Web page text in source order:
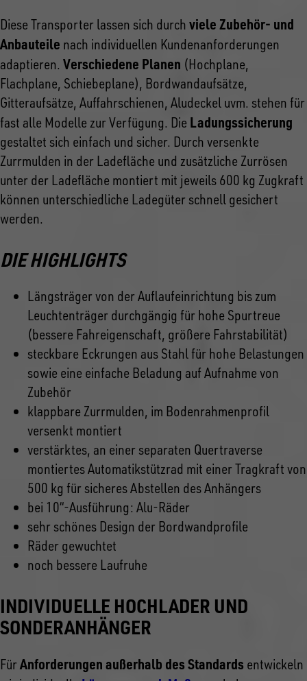
Diese Transporter lassen sich durch viele Zubehör- und
Anbauteile nach individuellen Kundenanforderungen
adaptieren. Verschiedene Planen (Hochplane,
Flachplane, Schiebeplane), Bordwandaufsätze,
Gitteraufsätze, Auffahrschienen, Aludeckel uvm. stehen für
fast alle Modelle zur Verfügung. Die Ladungssicherung
gestaltet sich einfach und sicher. Durch versenkte
Zurrmulden in der Ladefläche und zusätzliche Zurrösen
unter der Ladefläche montiert mit jeweils 600 kg Zugkraft
können unterschiedliche Ladegüter schnell gesichert
werden.
DIE HIGHLIGHTS
Längsträger von der Auflaufeinrichtung bis zum
Leuchtenträger durchgängig für hohe Spurtreue
(bessere Fahreigenschaft, größere Fahrstabilität)
steckbare Eckrungen aus Stahl für hohe Belastungen
sowie eine einfache Beladung auf Aufnahme von
Zubehör
klappbare Zurrmulden, im Bodenrahmenprofil
versenkt montiert
verstärktes, an einer separaten Quertraverse
montiertes Automatikstützrad mit einer Tragkraft von
500 kg für sicheres Abstellen des Anhängers
bei 10“-Ausführung: Alu-Räder
sehr schönes Design der Bordwandprofile
Räder gewuchtet
noch bessere Laufruhe
INDIVIDUELLE HOCHLADER UND
SONDERANHÄNGER
Für Anforderungen außerhalb des Standards entwickeln